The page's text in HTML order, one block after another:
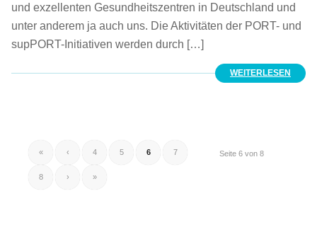
und exzellenten Gesundheitszentren in Deutschland und
unter anderem ja auch uns. Die Aktivitäten der PORT- und
supPORT-Initiativen werden durch […]
WEITERLESEN
Seite 6 von 8
« ‹ 4 5 6 7
8 › »